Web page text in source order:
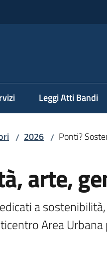
Leggi Atti Bandi
/ 2026 / Ponti?
arte,
a
Area